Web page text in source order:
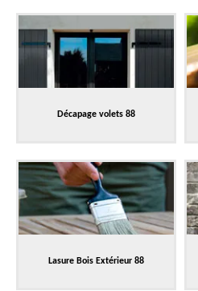
Décapage volets 88
Lasure Bois Extérieur 88